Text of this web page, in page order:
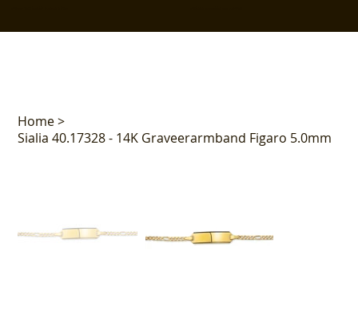
Home>
Sialia 40.17328 - 14K Graveerarmband Figaro 5.0mm